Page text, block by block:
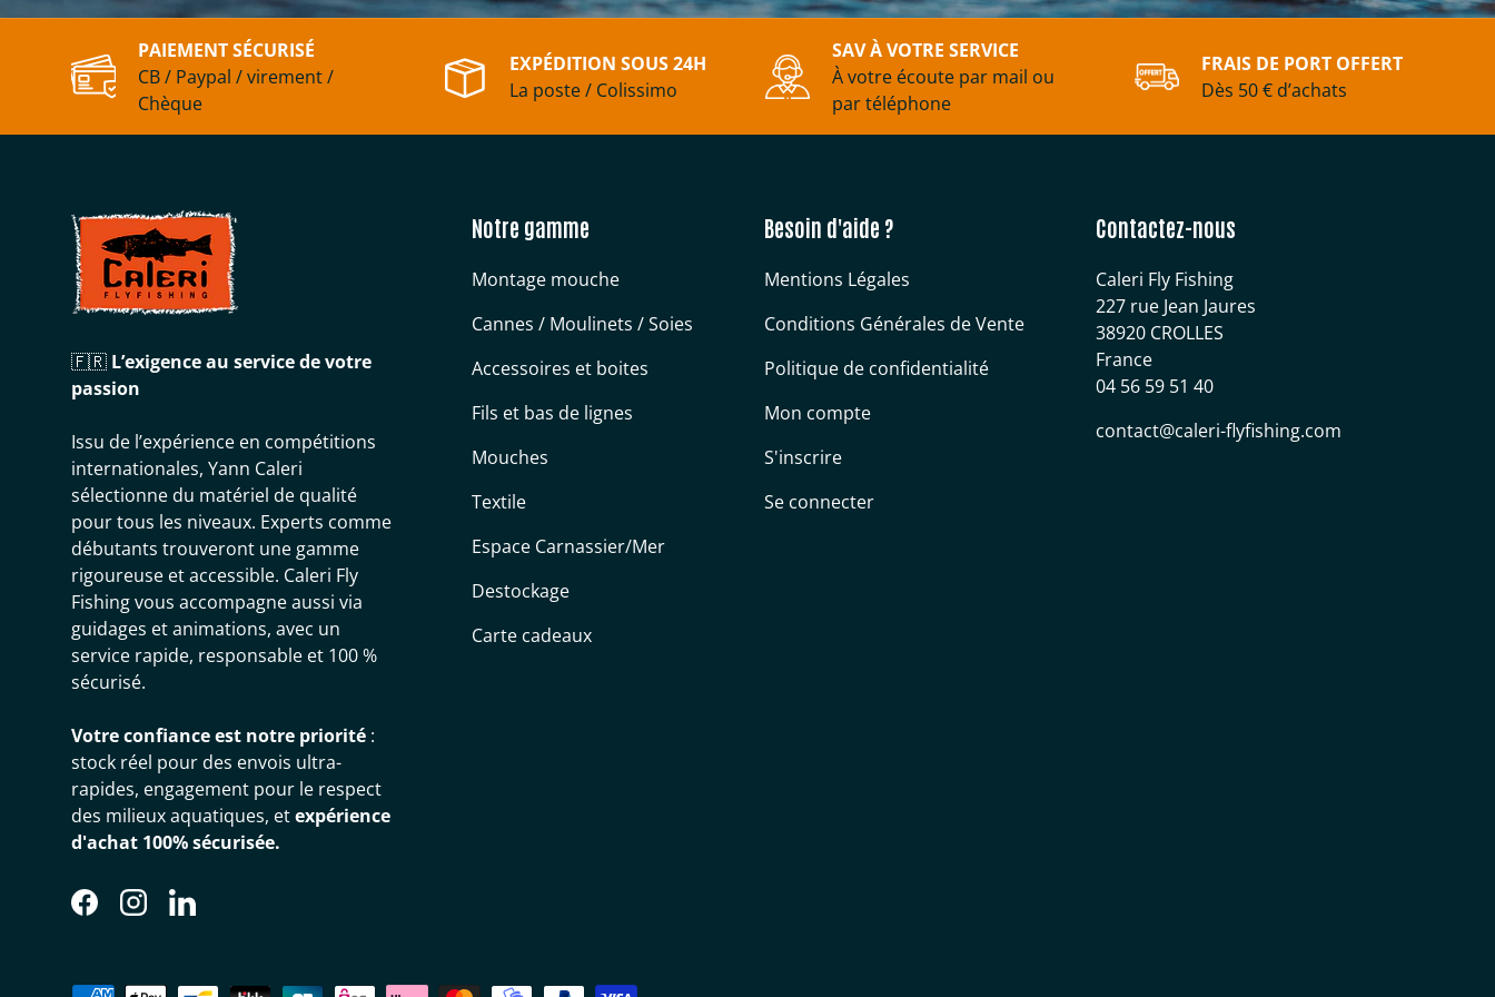
PAIEMENT SÉCURISÉ
CB / Paypal / virement /
Chèque
EXPÉDITION SOUS 24H
La poste / Colissimo
SAV À VOTRE SERVICE
À votre écoute par mail ou
par téléphone
FRAIS DE PORT OFFERT
Dès 50 € d’achats
🇫🇷 L’exigence au service de votre
passion
Issu de l’expérience en compétitions
internationales, Yann Caleri
sélectionne du matériel de qualité
pour tous les niveaux. Experts comme
débutants trouveront une gamme
rigoureuse et accessible. Caleri Fly
Fishing vous accompagne aussi via
guidages et animations, avec un
service rapide, responsable et 100 %
sécurisé.
Votre confiance est notre priorité :
stock réel pour des envois ultra-
rapides, engagement pour le respect
des milieux aquatiques, etexpérience
d'achat 100% sécurisée.
FacebookInstagramLinkedIn
Notre gamme
Montage mouche
Cannes / Moulinets / Soies
Accessoires et boites
Fils et bas de lignes
Mouches
Textile
Espace Carnassier/Mer
Destockage
Carte cadeaux
Besoin d'aide ?
Mentions Légales
Conditions Générales de Vente
Politique de confidentialité
Mon compte
S'inscrire
Se connecter
Contactez-nous
Caleri Fly Fishing
227 rue Jean Jaures
38920 CROLLES
France
04 56 59 51 40
contact@caleri-flyfishing.com